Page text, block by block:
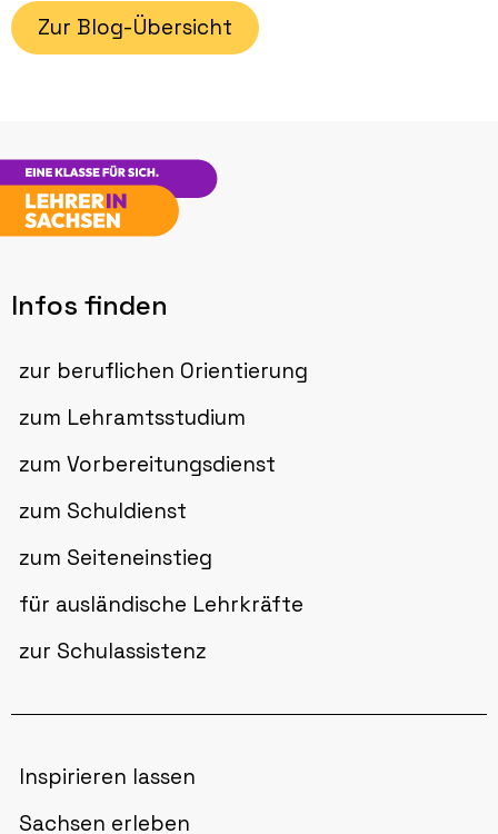
Zur Blog-Übersicht
Infos finden
zur beruflichen Orientierung
zum Lehramtsstudium
zum Vorbereitungsdienst
zum Schuldienst
zum Seiteneinstieg
für ausländische Lehrkräfte
zur Schulassistenz
Inspirieren lassen
Sachsen erleben